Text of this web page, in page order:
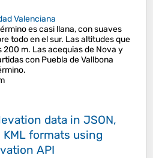
Valenciana
es casi llana, con suaves
todo en el sur.​ Las altitudes que
200 m. Las acequias de Nova y
con Puebla de Vallbona
data in JSON,
KML formats using
API